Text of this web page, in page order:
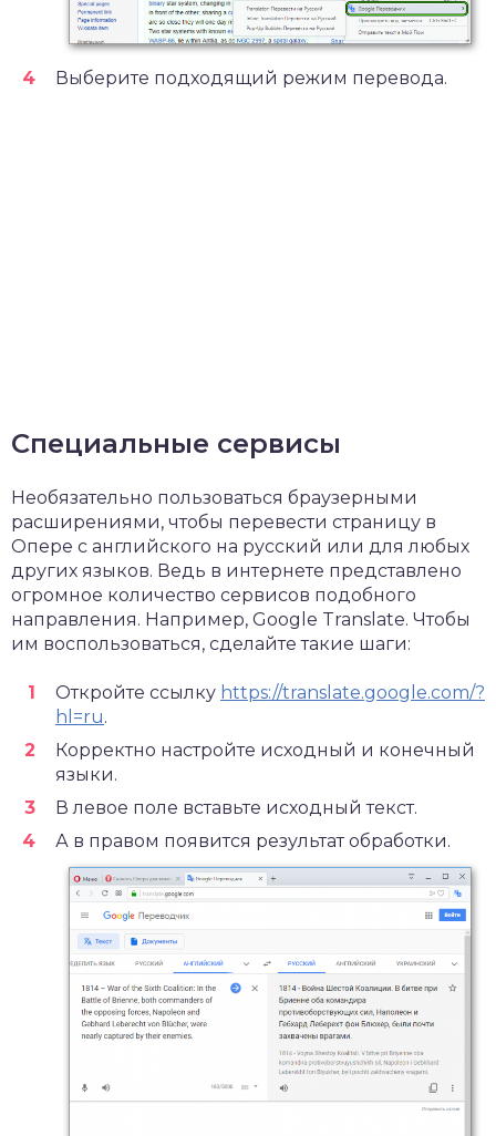
Выберите подходящий режим перевода.
Специальные сервисы
Необязательно пользоваться браузерными
расширениями, чтобы перевести страницу в
Опере с английского на русский или для любых
других языков. Ведь в интернете представлено
огромное количество сервисов подобного
направления. Например, Google Translate. Чтобы
им воспользоваться, сделайте такие шаги:
Откройте ссылку https://translate.google.com/?
hl=ru.
Корректно настройте исходный и конечный
языки.
В левое поле вставьте исходный текст.
А в правом появится результат обработки.